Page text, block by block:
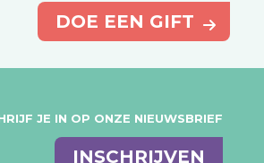
DOE EEN GIFT
JE IN OP ONZE NIEUWSBRIEF
INSCHRIJVEN